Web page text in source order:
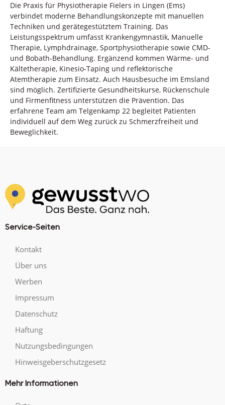
Die Praxis für Physiotherapie Fielers in Lingen (Ems)
verbindet moderne Behandlungskonzepte mit manuellen
Techniken und gerätegestütztem Training. Das
Leistungsspektrum umfasst Krankengymnastik, Manuelle
Therapie, Lymphdrainage, Sportphysiotherapie sowie CMD-
und Bobath-Behandlung. Ergänzend kommen Wärme- und
Kältetherapie, Kinesio-Taping und reflektorische
Atemtherapie zum Einsatz. Auch Hausbesuche im Emsland
sind möglich. Zertifizierte Gesundheitskurse, Rückenschule
und Firmenfitness unterstützen die Prävention. Das
erfahrene Team am Telgenkamp 22 begleitet Patienten
individuell auf dem Weg zurück zu Schmerzfreiheit und
Beweglichkeit.
Service-Seiten
Kontakt
Über uns
Werben
Impressum
Datenschutz
Haftung
Nutzungsbedingungen
Hinweisgeberschutzgesetz
Mehr Informationen